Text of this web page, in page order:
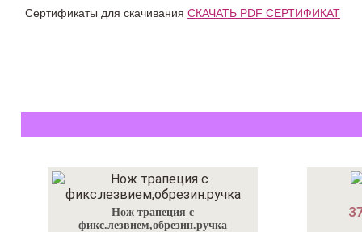
Сертификаты для скачивания СКАЧАТЬ PDF СЕРТИФИКАТ
Нож трапеция с
фикс.лезвием,обрезин.ручка